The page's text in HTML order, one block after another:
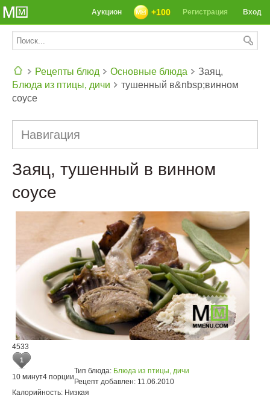
Вход
Регистрация
+100
Аукцион
Рецепты блюд
Основные блюда
Блюда из птицы, дичи
Заяц,
тушенный в&nbsp;винном
соусе
Навигация
Заяц, тушенный в винном
соусе
4533
1
10 минут4 порции
Тип блюда: Блюда из птицы, дичи
Рецепт добавлен: 11.06.2010
Калорийность: Низкая